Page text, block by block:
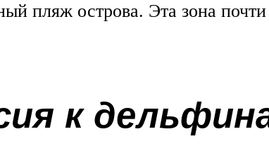
пляж острова. Эта зона
к